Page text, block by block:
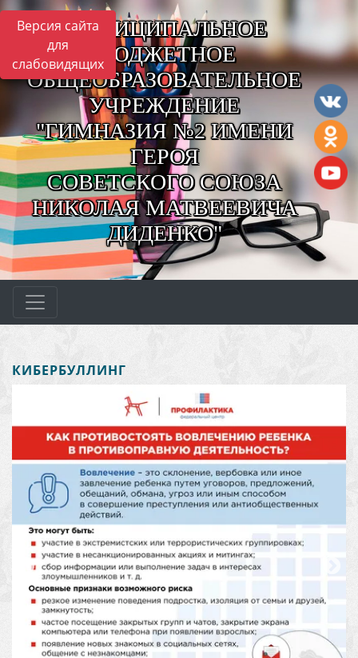
Версия сайта
для
слабовидящих
МУНИЦИПАЛЬНОЕ
БЮДЖЕТНОЕ
ОБЩЕОБРАЗОВАТЕЛЬНОЕ
УЧРЕЖДЕНИЕ
"ГИМНАЗИЯ №2 ИМЕНИ
ГЕРОЯ
СОВЕТСКОГО СОЮЗА
НИКОЛАЯ МАТВЕЕВИЧА
ДИДЕНКО"
КИБЕРБУЛЛИНГ